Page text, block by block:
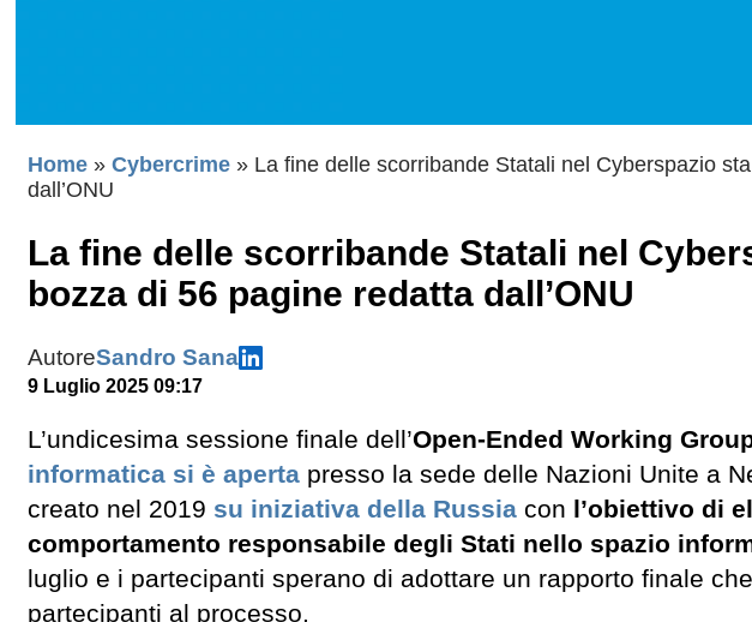
Home » Cybercrime » La fine delle scorribande Statali nel Cyberspazio
dall’ONU
La fine delle scorribande Statali nel
bozza di 56 pagine redatta dall’ONU
AutoreSandro Sana
9 Luglio 2025 09:17
L’undicesima sessione finale dell’Open-Ended Working
informatica si è aperta presso la sede delle Nazioni Unite a
creato nel 2019 su iniziativa della Russia con l’obiettivo di
comportamento responsabile degli Stati nello spazio
luglio e i partecipanti sperano di adottare un rapporto finale
partecipanti al processo.